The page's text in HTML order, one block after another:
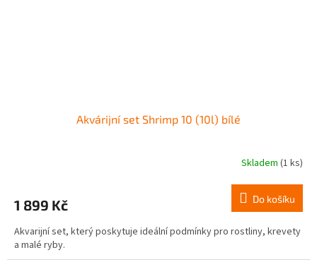
Akvárijní set Shrimp 10 (10l) bílé
Skladem (1 ks)
1 899 Kč Do košíku
Akvarijní set, který poskytuje ideální podmínky pro rostliny, krevety
a malé ryby.